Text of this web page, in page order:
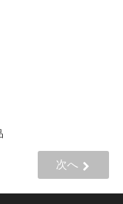
次へ